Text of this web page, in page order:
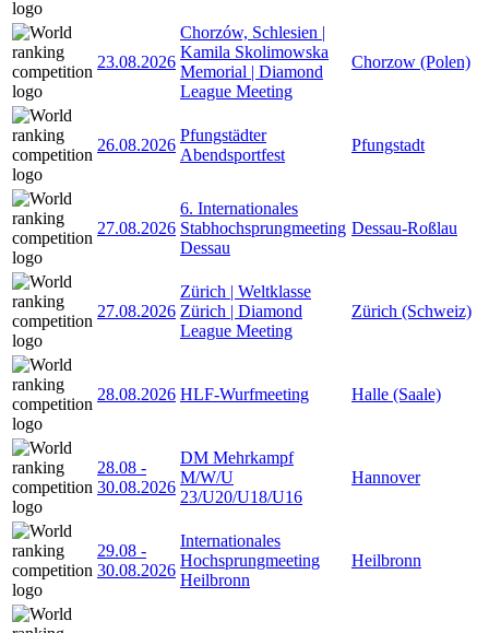
23.08.2026
Chorzów, Schlesien |
Kamila Skolimowska
Memorial | Diamond
League Meeting
Chorzow (Polen)
26.08.2026
Pfungstädter
Abendsportfest
Pfungstadt
27.08.2026
6. Internationales
Stabhochsprungmeeting
Dessau
Dessau-Roßlau
27.08.2026
Zürich | Weltklasse
Zürich | Diamond
League Meeting
Zürich (Schweiz)
28.08.2026 HLF-Wurfmeeting Halle (Saale)
28.08 -
30.08.2026
DM Mehrkampf
M/W/U
23/U20/U18/U16
Hannover
29.08 -
30.08.2026
Internationales
Hochsprungmeeting
Heilbronn
Heilbronn